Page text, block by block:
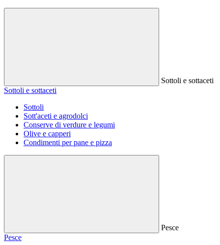
Sottoli e sottaceti
Sottoli e sottaceti
Sottoli
Sott'aceti e agrodolci
Conserve di verdure e legumi
Olive e capperi
Condimenti per pane e pizza
Pesce
Pesce